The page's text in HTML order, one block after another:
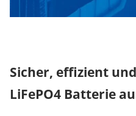
Sicher, effizient
LiFePO4 Batterie